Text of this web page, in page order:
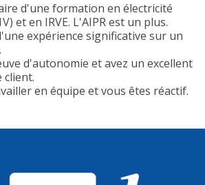
d'une formation en électricité
et en IRVE. L'AIPR est un plus.
expérience significative sur un
d'autonomie et avez un excellent
client.
en équipe et vous êtes réactif.